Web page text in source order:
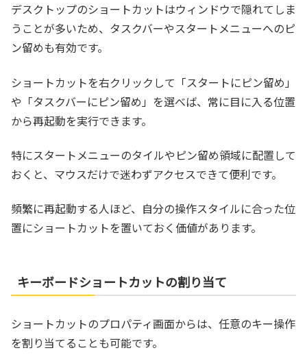
デスクトップのショートカットはウィンドウで隠れてしま
うことが多いため、タスクバーやスタートメニューへのピ
ン留めも有効です。
ショートカットを右クリックして「スタートにピン留め」
や「タスクバーにピン留め」を選べば、常に目に入る位置
から再起動を実行できます。
特にスタートメニューのタイルやピン留め領域に配置して
おくと、マウスだけで迷わずアクセスできて便利です。
頻繁に再起動する人ほど、自分の操作スタイルに合った位
置にショートカットを置いておく価値があります。
キーボードショートカットの割り当て
ショートカットのプロパティ画面からは、任意のキー操作
を割り当てることも可能です。